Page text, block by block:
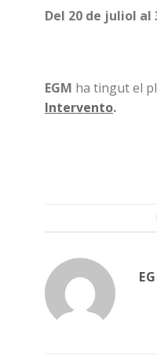
Del 20 de juliol al
EGM ha tingut el
Intervento.